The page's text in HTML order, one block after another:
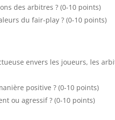
des arbitres ? (0-10 points)
du fair-play ? (0-10 points)
envers les joueurs, les
positive ? (0-10 points)
ou agressif ? (0-10 points)